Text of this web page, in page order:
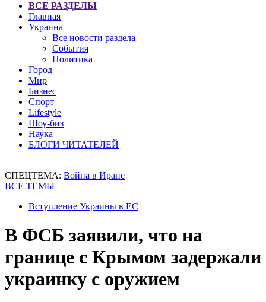
ВСЕ РАЗДЕЛЫ
Главная
Украина
Все новости раздела
События
Политика
Город
Мир
Бизнес
Спорт
Lifestyle
Шоу-биз
Наука
БЛОГИ ЧИТАТЕЛЕЙ
СПЕЦТЕМА: Война в Иране
ВСЕ ТЕМЫ
Вступление Украины в ЕС
В ФСБ заявили, что на
границе с Крымом задержали
украинку с оружием